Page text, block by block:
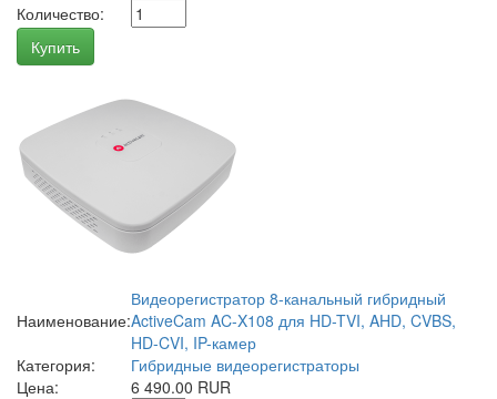
Количество:
Купить
Наименование:
Видеорегистратор 8-канальный гибридный
ActiveCam AC-X108 для HD-TVI, AHD, CVBS,
HD-CVI, IP-камер
Категория:
Гибридные видеорегистраторы
Цена:
6 490.00 RUR